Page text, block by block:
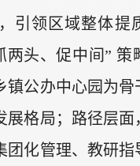
引领区域整体提
两头、促中间” 策
镇公办中心园为骨
展格局；路径层面
化管理、教研指